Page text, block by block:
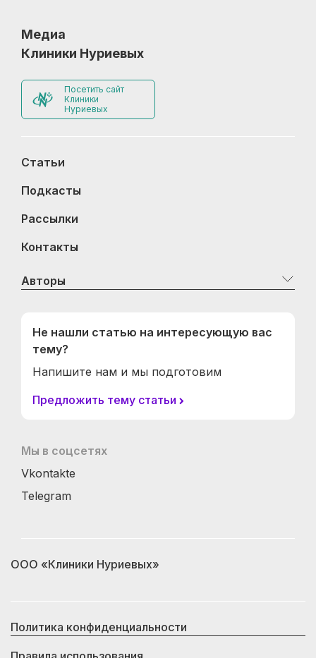
Медиа
Клиники Нуриевых
Посетить сайт
Клиники
Нуриевых
Статьи
Подкасты
Рассылки
Контакты
Авторы
Не нашли статью на интересующую вас
тему?
Напишите нам и мы подготовим
Предложить тему статьи
Мы в соцсетях
Vkontakte
Telegram
ООО «Клиники Нуриевых»
Политика конфиденциальности